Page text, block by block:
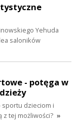
Yehuda
saloników
- potęga w
dzieciom i
z tej możliwości? »